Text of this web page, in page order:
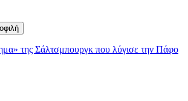
της Σάλτσμπουργκ που λύγισε την Πάφο